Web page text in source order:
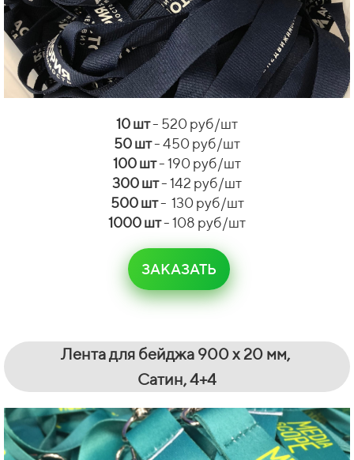
10 шт- 520 руб/шт
50 шт- 450 руб/шт
100 шт- 190 руб/шт
300 шт- 142 руб/шт
500 шт- 130 руб/шт
1000 шт- 108 руб/шт
ЗАКАЗАТЬ
Лента для бейджа 900 х 20 мм,
Сатин, 4+4